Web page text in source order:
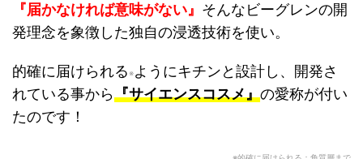
『届かなければ意味がない』 そんなビーグレンの開
発理念を象徴した独自の浸透技術を使い。
的確に届けられる※ようにキチンと設計し、開発さ
れている事から『サイエンスコスメ』の愛称が付い
たのです！